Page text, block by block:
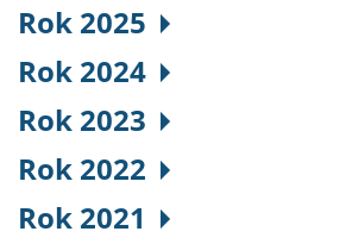
Rok 2025
Rok 2024
Rok 2023
Rok 2022
Rok 2021